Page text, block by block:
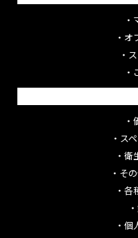
・
・ オ
・
・
・
・ ス
・ 衛
・ そ
・ 各
・
・ 個